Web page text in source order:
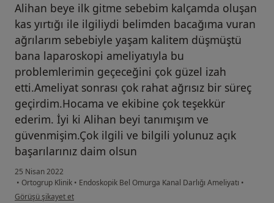
Alihan beye ilk gitme sebebim kalçamda oluşan
kas yırtığı ile ilgiliydi belimden bacağıma vuran
ağrılarım sebebiyle yaşam kalitem düşmüştü
bana laparoskopi ameliyatıyla bu
problemlerimin geçeceğini çok güzel izah
etti.Ameliyat sonrası çok rahat ağrısız bir süreç
geçirdim.Hocama ve ekibine çok teşekkür
ederim. İyi ki Alihan beyi tanımışım ve
güvenmişim.Çok ilgili ve bilgili yolunuz açık
başarılarınız daim olsun
25 Nisan 2022
• Ortogrup Klinik • Endoskopik Bel Omurga Kanal Darlığı Ameliyatı •
kullanıcının görüşüne göre f.....
Görüşü şikayet et